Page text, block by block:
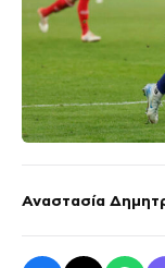
Αναστασία